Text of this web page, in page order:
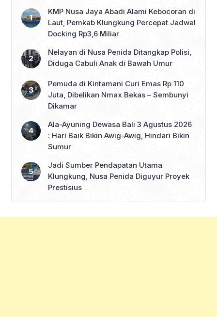
KMP Nusa Jaya Abadi Alami Kebocoran di
Laut, Pemkab Klungkung Percepat Jadwal
Docking Rp3,6 Miliar
Nelayan di Nusa Penida Ditangkap Polisi,
Diduga Cabuli Anak di Bawah Umur
Pemuda di Kintamani Curi Emas Rp 110
Juta, Dibelikan Nmax Bekas – Sembunyi
Dikamar
Ala-Ayuning Dewasa Bali 3 Agustus 2026
: Hari Baik Bikin Awig-Awig, Hindari Bikin
Sumur
Jadi Sumber Pendapatan Utama
Klungkung, Nusa Penida Diguyur Proyek
Prestisius